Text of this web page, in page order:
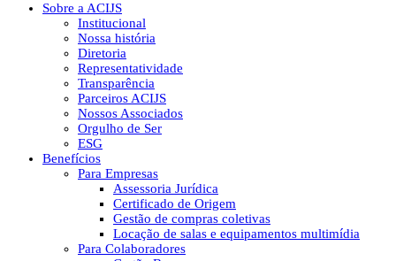
Sobre a ACIJS
Institucional
Nossa história
Diretoria
Representatividade
Transparência
Parceiros ACIJS
Nossos Associados
Orgulho de Ser
ESG
Benefícios
Para Empresas
Assessoria Jurídica
Certificado de Origem
Gestão de compras coletivas
Locação de salas e equipamentos multimídia
Para Colaboradores